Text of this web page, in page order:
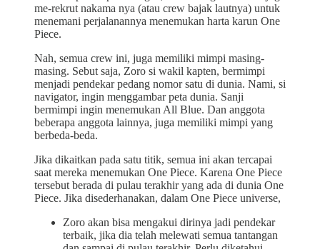
me-rekrut nakama nya (atau crew bajak lautnya) untuk
menemani perjalanannya menemukan harta karun One
Piece.
Nah, semua crew ini, juga memiliki mimpi masing-
masing. Sebut saja, Zoro si wakil kapten, bermimpi
menjadi pendekar pedang nomor satu di dunia. Nami, si
navigator, ingin menggambar peta dunia. Sanji
bermimpi ingin menemukan All Blue. Dan anggota
beberapa anggota lainnya, juga memiliki mimpi yang
berbeda-beda.
Jika dikaitkan pada satu titik, semua ini akan tercapai
saat mereka menemukan One Piece. Karena One Piece
tersebut berada di pulau terakhir yang ada di dunia One
Piece. Jika disederhanakan, dalam One Piece universe,
Zoro akan bisa mengakui dirinya jadi pendekar
terbaik, jika dia telah melewati semua tantangan